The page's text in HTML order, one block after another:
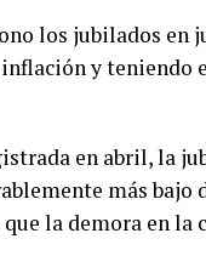
los jubilados en
y teniendo
en abril, la
más
que la demora en